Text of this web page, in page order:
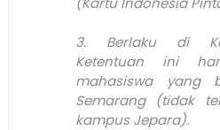
3. Berlaku di
Ketentuan ini
mahasiswa yang
Semarang (tidak
kampus Jepara).